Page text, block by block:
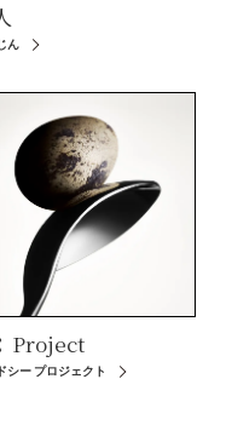
ん
Project
シー プロジェクト